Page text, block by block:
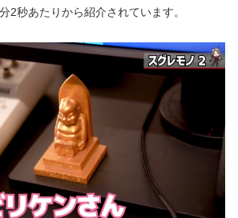
2秒あたりから紹介されています。